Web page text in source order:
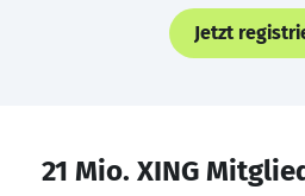
Jetzt
21 Mio. XING